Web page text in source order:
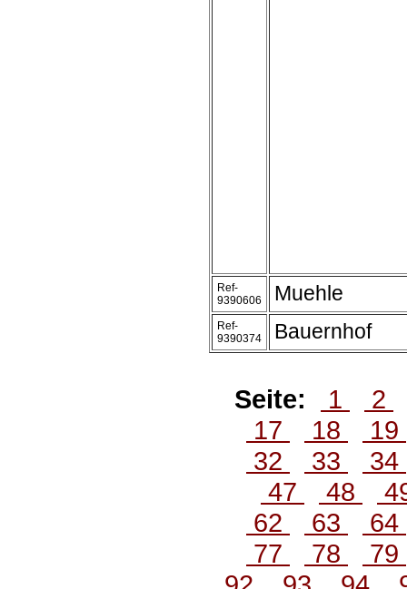
Ref-
9390606
Muehle
Ref-
9390374
Bauernhof
Seite: 1
2
17
18
19
32
33
34
47
48
62
63
64
77
78
79